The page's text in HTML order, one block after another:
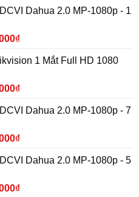
Dahua 2.0 MP-1080p - 1
₫
1 Mắt Full HD 1080
₫
Dahua 2.0 MP-1080p - 7
₫
Dahua 2.0 MP-1080p - 5
₫